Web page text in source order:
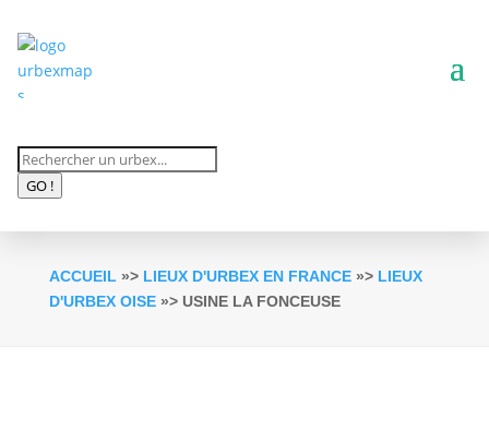
Recherche
deGO !
ACCUEIL »> LIEUX D'URBEX EN FRANCE»> LIEUX
D'URBEX OISE»> USINE LA FONCEUSE